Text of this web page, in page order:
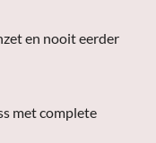
en nooit eerder
met complete